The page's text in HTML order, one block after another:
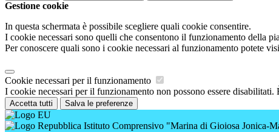
Gestione cookie
In questa schermata è possibile scegliere quali cookie consentire.
I cookie necessari sono quelli che consentono il funzionamento della
Per conoscere quali sono i cookie necessari al funzionamento potete
Cookie necessari per il funzionamento
I cookie necessari per il funzionamento non possono essere
Accetta tutti Salva le preferenze
Istituto Comprensivo "Marina di Gioiosa Jonica-